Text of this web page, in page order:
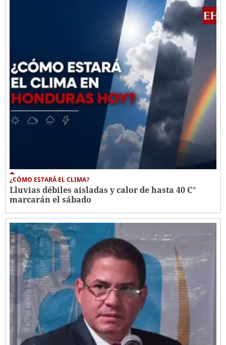
¿CÓMO ESTARÁ EL CLIMA?
Lluvias débiles aisladas y calor de hasta 40 C°
marcarán el sábado